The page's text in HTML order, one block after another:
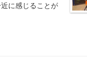
に感じることが